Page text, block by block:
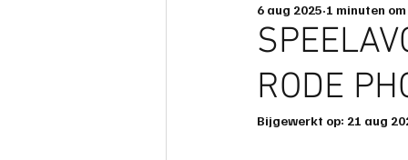
Witte Tijger 2018
ledenadministratie
RODE
6 aug 2025 1 minuten
Bijgewerkt op: 21 aug